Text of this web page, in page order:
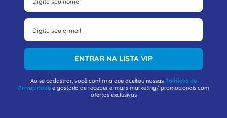
ENTRAR NA LISTA VIP
Ao se cadastrar, você confirma que aceitou nossas Políticas de
Privacidadee gostaria de receber e-mails marketing/ promocionais com
ofertas exclusivas